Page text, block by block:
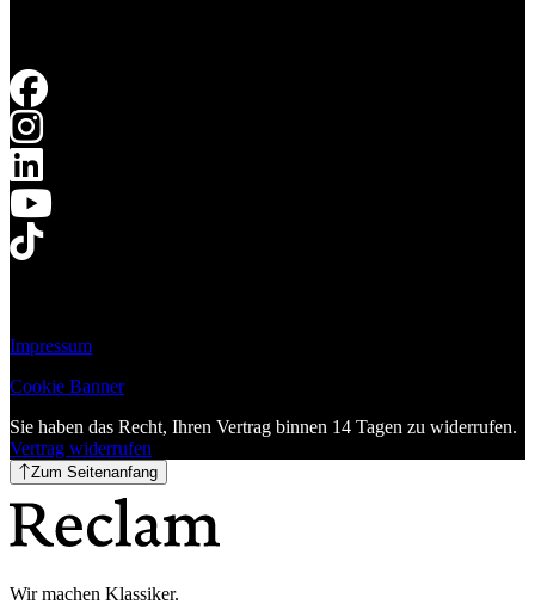
Impressum
Cookie Banner
Sie haben das Recht, Ihren Vertrag binnen 14 Tagen zu widerrufen.
Vertrag widerrufen
Zum Seitenanfang
Wir machen Klassiker.